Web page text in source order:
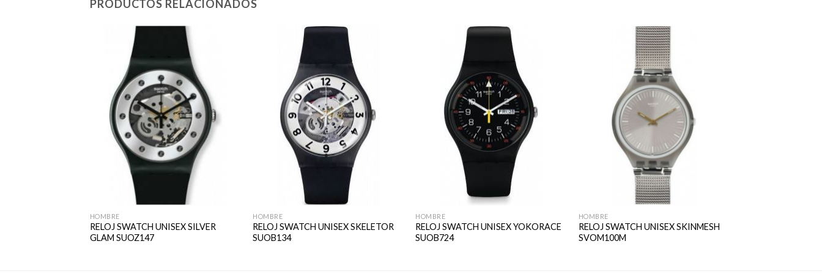
PRODUCTOS RELACIONADOS
HOMBRE
RELOJ SWATCH UNISEX SILVER
GLAM SUOZ147
HOMBRE
RELOJ SWATCH UNISEX SKELETOR
SUOB134
HOMBRE
RELOJ SWATCH UNISEX YOKORACE
SUOB724
HOMBRE
RELOJ SWATCH UNISEX SKINMESH
SVOM100M